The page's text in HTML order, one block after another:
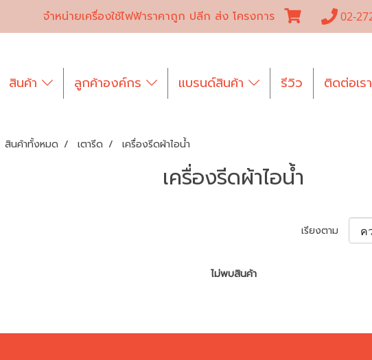
จำหน่ายเครื่องใช้ไฟฟ้าราคาถูก ปลีก ส่ง โครงการ 02-
สินค้า ลูกค้าองค์กร แบรนด์สินค้า รีวิว ติดต่อเรา
สินค้าทั้งหมด เตารีด เครื่องรีดผ้าไอน้ำ
เครื่องรีดผ้าไอน้ำ
เรียงตาม
ไม่พบสินค้า